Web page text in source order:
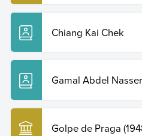
Chiang Kai Chek
Gamal Abdel Nasser
Golpe de Praga